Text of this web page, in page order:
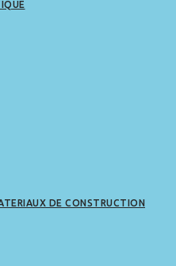
DE CONSTRUCTION